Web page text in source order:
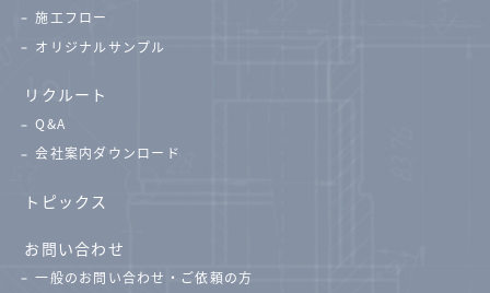
施工フロー
オリジナルサンプル
リクルート
Q&A
会社案内ダウンロード
トピックス
お問い合わせ
一般のお問い合わせ・ご依頼の方